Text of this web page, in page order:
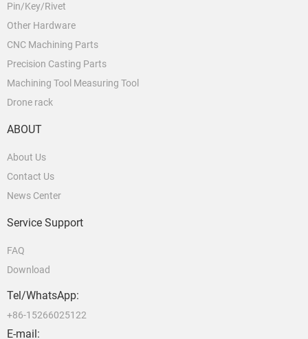
Pin/Key/Rivet
Other Hardware
CNC Machining Parts
Precision Casting Parts
Machining Tool Measuring Tool
Drone rack
ABOUT
About Us
Contact Us
News Center
Service Support
FAQ
Download
Tel/WhatsApp:
+86-15266025122
E-mail: